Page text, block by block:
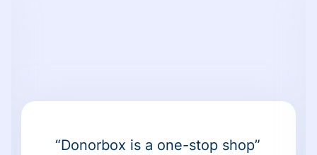
“Donorbox is a one-stop shop”